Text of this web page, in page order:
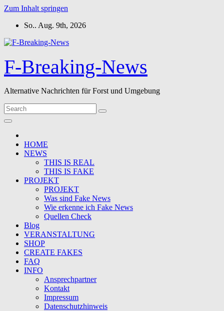
Zum Inhalt springen
So.. Aug. 9th, 2026
F-Breaking-News
Alternative Nachrichten für Forst und Umgebung
HOME
NEWS
THIS IS REAL
THIS IS FAKE
PROJEKT
PROJEKT
Was sind Fake News
Wie erkenne ich Fake News
Quellen Check
Blog
VERANSTALTUNG
SHOP
CREATE FAKES
FAQ
INFO
Ansprechpartner
Kontakt
Impressum
Datenschutzhinweis